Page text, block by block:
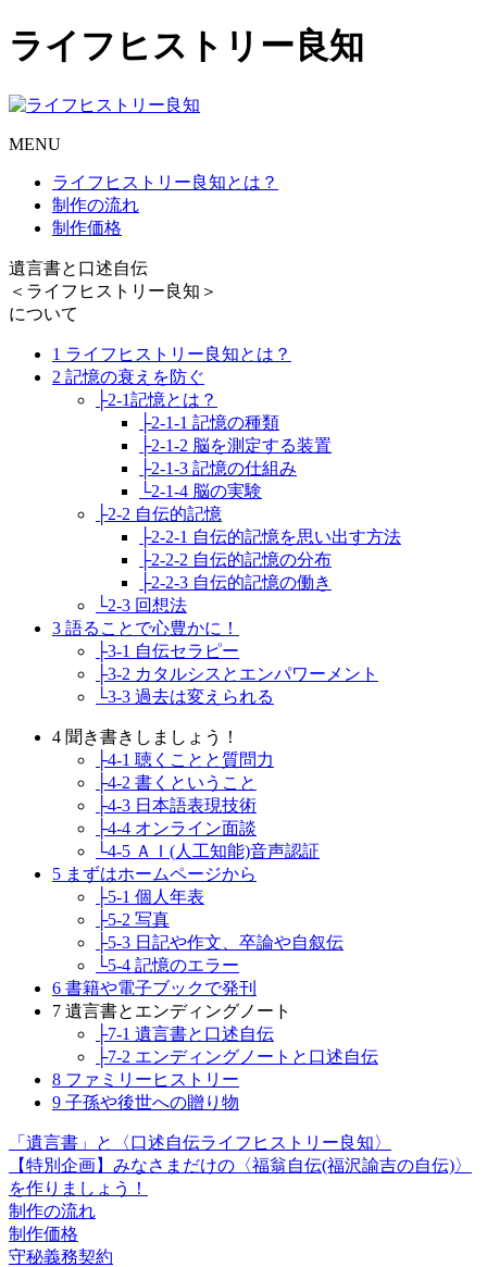
ライフヒストリー良知
MENU
ライフヒストリー良知とは？
制作の流れ
制作価格
遺言書と口述自伝
＜ライフヒストリー良知＞
について
1 ライフヒストリー良知とは？
2 記憶の衰えを防ぐ
├2-1記憶とは？
├2-1-1 記憶の種類
├2-1-2 脳を測定する装置
├2-1-3 記憶の仕組み
└2-1-4 脳の実験
├2-2 自伝的記憶
├2-2-1 自伝的記憶を思い出す方法
├2-2-2 自伝的記憶の分布
├2-2-3 自伝的記憶の働き
└2-3 回想法
3 語ることで心豊かに！
├3-1 自伝セラピー
├3-2 カタルシスとエンパワーメント
└3-3 過去は変えられる
4 聞き書きしましょう！
├4-1 聴くことと質問力
├4-2 書くということ
├4-3 日本語表現技術
├4-4 オンライン面談
└4-5 ＡＩ(人工知能)音声認証
5 まずはホームページから
├5-1 個人年表
├5-2 写真
├5-3 日記や作文、卒論や自叙伝
└5-4 記憶のエラー
6 書籍や電子ブックで発刊
7 遺言書とエンディングノート
├7-1 遺言書と口述自伝
├7-2 エンディングノートと口述自伝
8 ファミリーヒストリー
9 子孫や後世への贈り物
「遺言書」と〈口述自伝ライフヒストリー良知〉
【特別企画】みなさまだけの〈福翁自伝(福沢諭吉の自伝)〉
を作りましょう！
制作の流れ
制作価格
守秘義務契約